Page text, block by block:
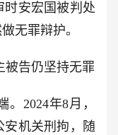
时安宏国被判处
无罪辩护。
被告仍坚持无罪
2024年8月，
安机关刑拘，随